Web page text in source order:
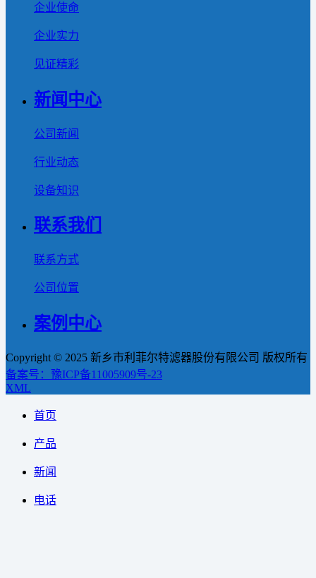
企业使命
企业实力
见证精彩
新闻中心
公司新闻
行业动态
设备知识
联系我们
联系方式
公司位置
案例中心
Copyright © 2025 新乡市利菲尔特滤器股份有限公司 版权所有
备案号：豫ICP备11005909号-23
XML
首页
产品
新闻
电话